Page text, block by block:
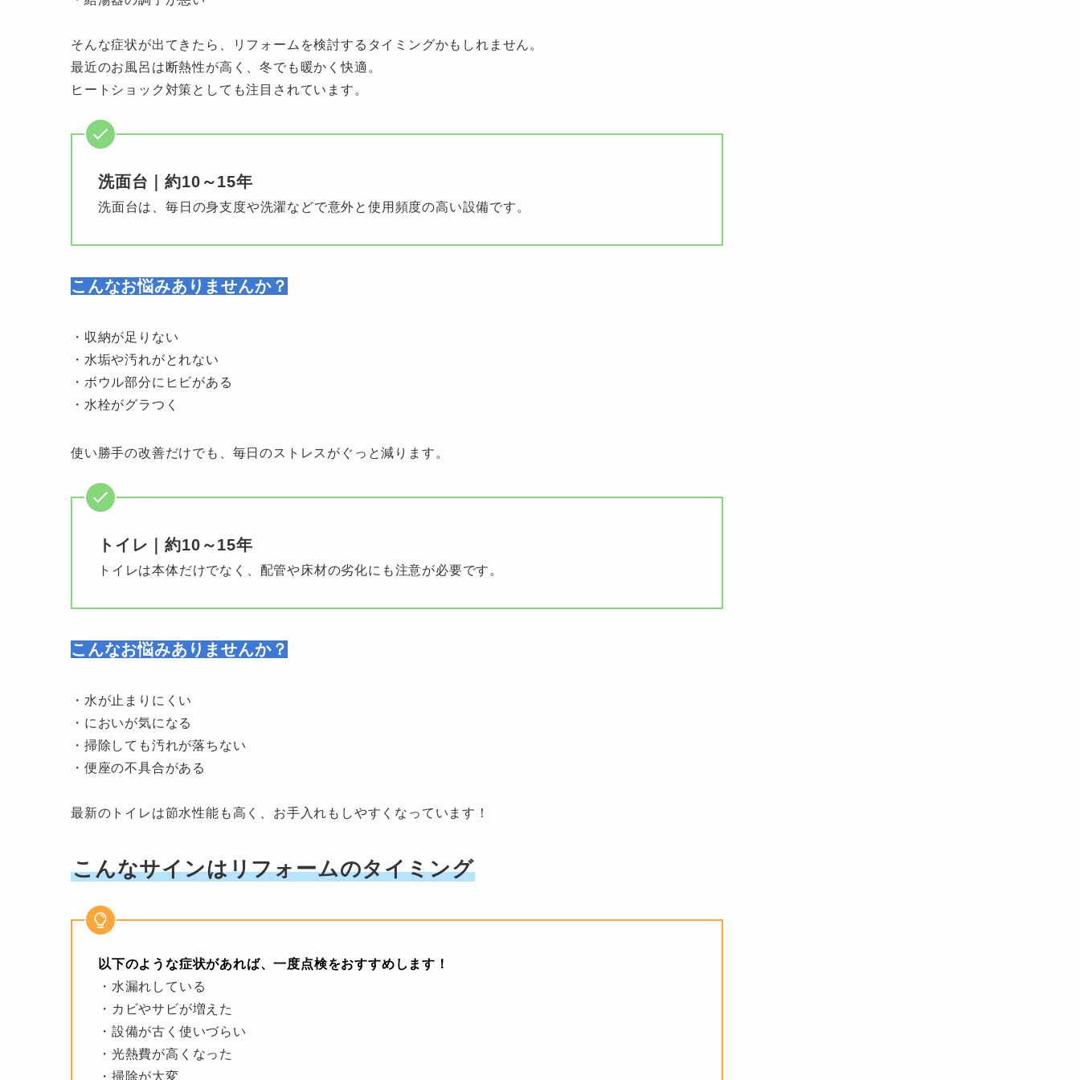
そんな症状が出てきたら、リフォームを検討するタイミングかもしれません。
最近のお風呂は断熱性が高く、冬でも暖かく快適。
ヒートショック対策としても注目されています。
洗面台｜約10～15年
洗面台は、毎日の身支度や洗濯などで意外と使用頻度の高い設備です。
こんなお悩みありませんか？
・収納が足りない
・水垢や汚れがとれない
・ボウル部分にヒビがある
・水栓がグラつく
使い勝手の改善だけでも、毎日のストレスがぐっと減ります。
トイレ｜約10～15年
トイレは本体だけでなく、配管や床材の劣化にも注意が必要です。
こんなお悩みありませんか？
・水が止まりにくい
・においが気になる
・掃除しても汚れが落ちない
・便座の不具合がある
最新のトイレは節水性能も高く、お手入れもしやすくなっています！
こんなサインはリフォームのタイミング
以下のような症状があれば、一度点検をおすすめします！
・水漏れしている
・カビやサビが増えた
・設備が古く使いづらい
・光熱費が高くなった
・掃除が大変